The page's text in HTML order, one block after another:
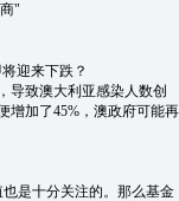
"
迎来下跌？
致澳大利亚感染人数创
增加了45%，澳政府可能再
是十分关注的。那么基金